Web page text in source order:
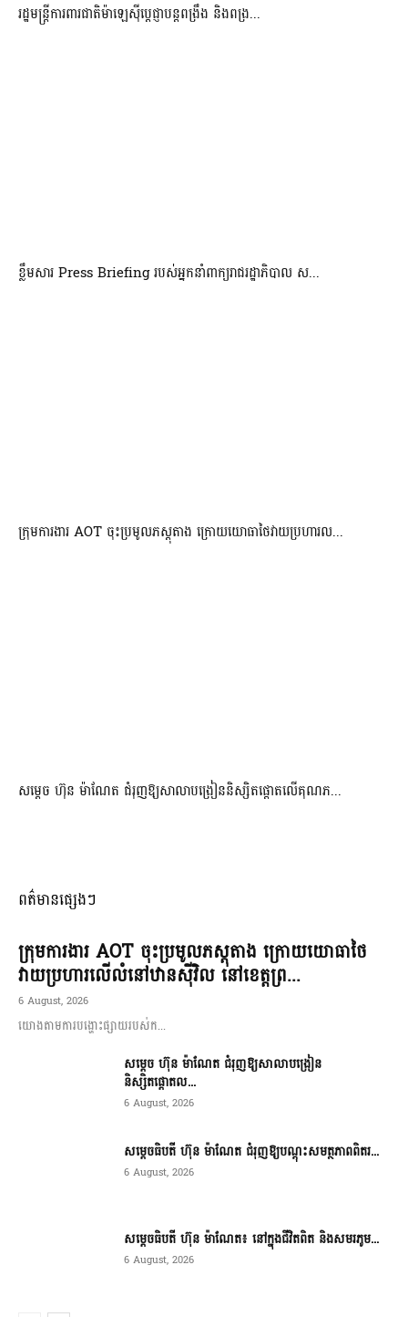
រដ្ឋមន្ត្រីការពារជាតិម៉ាឡេស៊ីប្ដេជ្ញាបន្តពង្រឹង និងពង្រ...
ខ្លឹមសារ Press Briefing របស់អ្នកនាំពាក្យរាជរដ្ឋាភិបាល ស...
ក្រុមការងារ AOT ចុះប្រមូលភស្តុតាង ក្រោយយោធាថៃវាយប្រហារល...
សម្តេច ហ៊ុន ម៉ាណែត ជំរុញឱ្យសាលាបង្រៀននិស្សិតផ្តោតលើគុណភ...
ពត៌មានផ្សេងៗ
ក្រុមការងារ AOT ចុះប្រមូលភស្តុតាង ក្រោយយោធាថៃ
វាយប្រហារលើលំនៅឋានស៊ីវិល នៅខេត្តព្រ...
6 August, 2026
យោងតាមការបង្ហោះផ្សាយរបស់ក...
សម្តេច ហ៊ុន ម៉ាណែត ជំរុញឱ្យសាលាបង្រៀន
និស្សិតផ្តោតល...
6 August, 2026
សម្តេចធិបតី ហ៊ុន ម៉ាណែត ជំរុញឱ្យបណ្តុះសមត្ថភាពពិតរ...
6 August, 2026
សម្តេចធិបតី ហ៊ុន ម៉ាណែត៖ នៅក្នុងជីវិតពិត និងសមរភូម...
6 August, 2026